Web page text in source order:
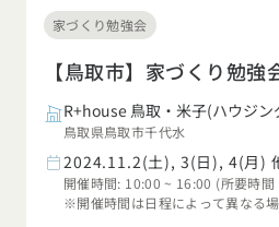
家づくり勉強会
【鳥取市】家づくり勉強
R+house 鳥取・米子(ハウジ
鳥取県鳥取市千代水
2024.11.2(土), 3(日), 4(月)
開催時間: 10:00 ~ 16:00 (所要時間
※開催時間は日程によって異なる場